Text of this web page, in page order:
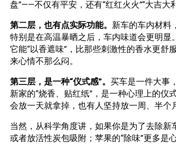
盘”——不仅有平安，还有“红红火火”“大吉大
第二层，也有点实际功能。 新车的车内材料
特别是在高温暴晒之后，车内味道会更明
它能“以香遮味”，比那些刺激性的香水更舒
来心情不那么闷。
第三层，是一种“仪式感”。 买车是一件大事
新家的“烧香、贴红纸”，是一种心理上的
会放一天就拿掉，也有人坚持放一周、半个
当然，从科学角度讲，如果你是为了去除新
或者放活性炭包吸附；苹果的“除味”更多